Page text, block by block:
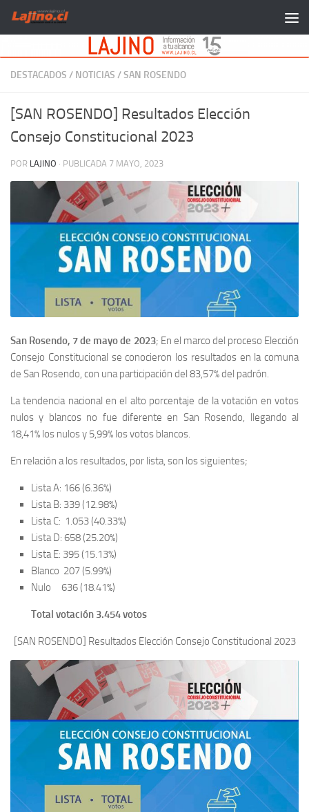
Saltar al contenido
DESTACADOS / NOTICIAS /SAN ROSENDO
[SAN ROSENDO] Resultados Elección
Consejo Constitucional 2023
POR LAJINO · PUBLICADA 7 MAYO, 2023
San Rosendo, 7 de mayo de 2023; En el marco del proceso Elección
Consejo Constitucional se conocieron los resultados en la comuna
de San Rosendo, con una participación del 83,57% del padrón.
La tendencia nacional en el alto porcentaje de la votación en votos
nulos y blancos no fue diferente en San Rosendo, llegando al
18,41% los nulos y 5,99% los votos blancos.
En relación a los resultados, por lista, son los siguientes;
Lista A: 166 (6.36%)
Lista B: 339 (12.98%)
Lista C: 1.053 (40.33%)
Lista D: 658 (25.20%)
Lista E: 395 (15.13%)
Blanco 207 (5.99%)
Nulo 636 (18.41%)
Total votación 3.454 votos
[SAN ROSENDO] Resultados Elección Consejo Constitucional 2023